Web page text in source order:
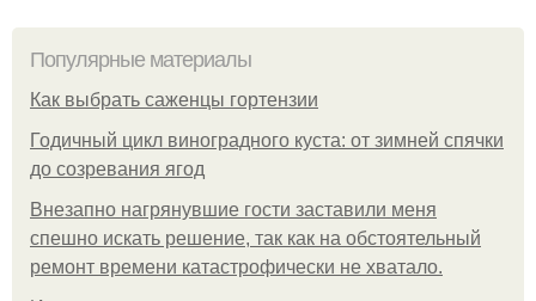
Популярные материалы
Как выбрать саженцы гортензии
Годичный цикл виноградного куста: от зимней спячки
до созревания ягод
Внезапно нагрянувшие гости заставили меня
спешно искать решение, так как на обстоятельный
ремонт времени катастрофически не хватало.